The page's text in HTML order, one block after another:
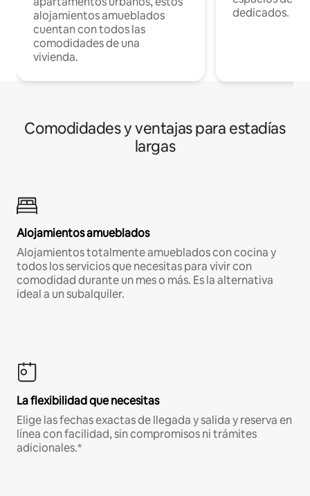
alojamientos amueblados
cuentan con todos las
comodidades de una
vivienda.
dedicados.
Comodidades y ventajas para estadías
largas
Alojamientos amueblados
Alojamientos totalmente amueblados con cocina y
todos los servicios que necesitas para vivir con
comodidad durante un mes o más. Es la alternativa
ideal a un subalquiler.
La flexibilidad que necesitas
Elige las fechas exactas de llegada y salida y reserva en
línea con facilidad, sin compromisos ni trámites
adicionales.*